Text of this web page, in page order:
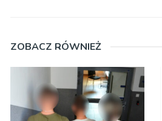
ZOBACZ RÓWNIEŻ